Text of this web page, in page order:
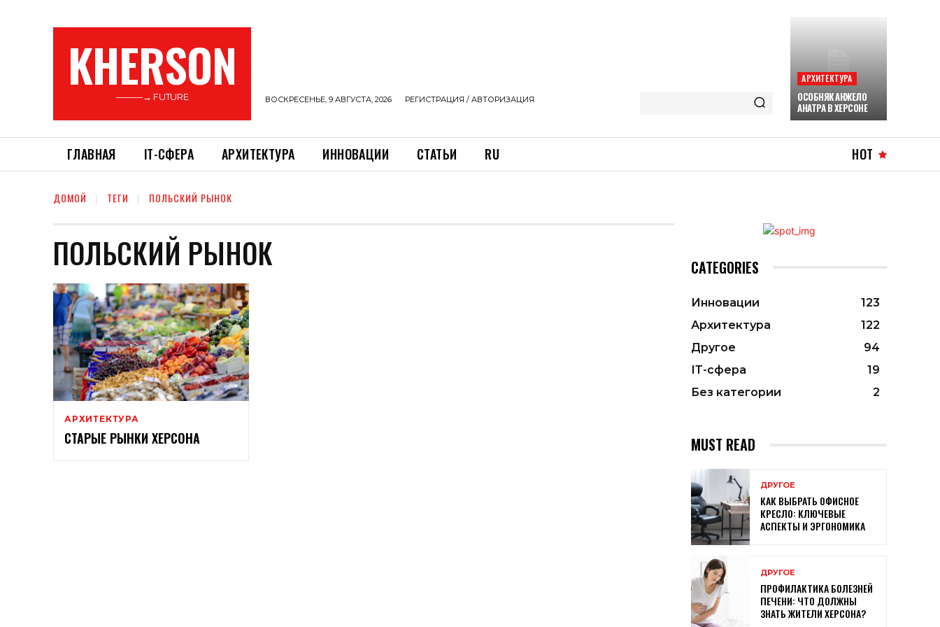
KHERSON
———→ FUTURE ВОСКРЕСЕНЬЕ, 9 АВГУСТА, 2026 РЕГИСТРАЦИЯ / АВТОРИЗАЦИЯ
АРХИТЕКТУРА
ОСОБНЯК АНЖЕЛО
АНАТРА В ХЕРСОНЕ
ГЛАВНАЯ ІТ-СФЕРА АРХИТЕКТУРА ИННОВАЦИИ СТАТЬИ RU HOT
ДОМОЙ ТЕГИ ПОЛЬСКИЙ РЫНОК
ПОЛЬСКИЙ РЫНОК
АРХИТЕКТУРА
СТАРЫЕ РЫНКИ ХЕРСОНА
CATEGORIES
Инновации
123
Архитектура
122
Другое
94
ІТ-сфера
19
Без категории
2
MUST READ
ДРУГОЕ
КАК ВЫБРАТЬ ОФИСНОЕ
КРЕСЛО: КЛЮЧЕВЫЕ
АСПЕКТЫ И ЭРГОНОМИКА
ДРУГОЕ
ПРОФИЛАКТИКА БОЛЕЗНЕЙ
ПЕЧЕНИ: ЧТО ДОЛЖНЫ
ЗНАТЬ ЖИТЕЛИ ХЕРСОНА?